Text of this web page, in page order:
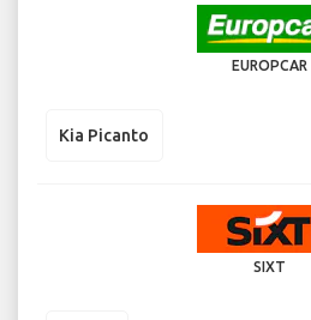
EUROPCAR
Kia Picanto
SIXT